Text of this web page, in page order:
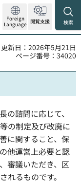
Foreign
Language 閲覧支援 検索
更新日：2026年5月21日
ページ番号：34020
の諮問に応じて、
の制定及び改廃に
に関すること、保
他運営上必要と認
審議いただき、区
れるものです。